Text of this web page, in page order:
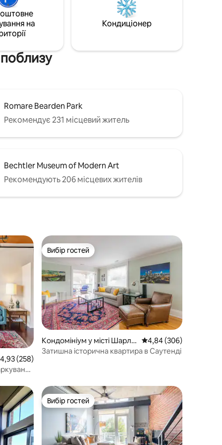
від
парковкою. Ідеально розташована за
кілька хвилин від найкращих
пивоварень, ресторанів і верхньої
шукають унікальне та комфортне
перебування.
на
Кондиціонер
Romare Bearden Park
Рекомендує 231 місцевий житель
Bechtler Museum of Modern Art
Рекомендують 206 місцевих жителів
оцінка: 4,93 з 5, відгуки: 258
4,93 (258)
Вибір гостей
Вибір гостей
Кондомініум у місті Шарло
тт
Середня оцінка: 4,84 з
4,84 (306)
Затишна історична квартира в Саутенді
Вибір гостей
Вибір гостей